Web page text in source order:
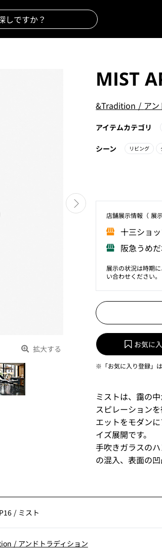
拡大する
MIST
&Tradition / ア
アイテムカテゴリ
シーン リビング
店舗展⽰情報（ 展
⼗三ショ
阪急うめ
展示の状況は時期
い合わせください。
お気に
※「お気に入り登録」
ミストは、靄の
スピレーション
エットをモダン
イズ展開です。
手吹きガラスの
の混入、表面の
/ ミスト
/ アンドトラディション